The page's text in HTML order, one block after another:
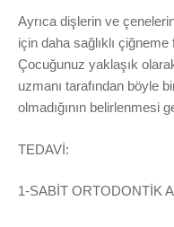
Ayrıca dişlerin ve
için daha sağlıklı
Çocuğunuz yaklaşık
uzmanı tarafından böyle
olmadığının belirlenmesi
TEDAVİ:
1-SABİT ORTODONTİK